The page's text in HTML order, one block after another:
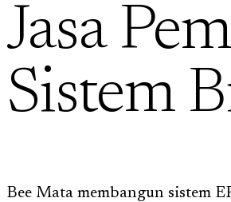
Jasa
Sistem
Bee Mata membangun sistem